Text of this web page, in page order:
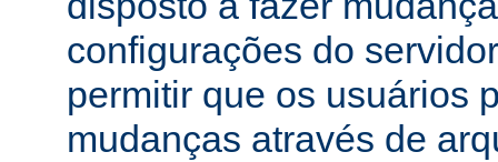
configurações do
permitir que os usuários
mudanças através de